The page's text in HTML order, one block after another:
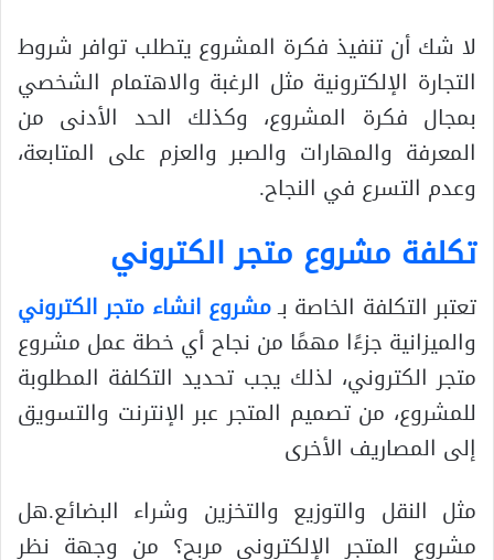
لا شك أن تنفيذ فكرة المشروع يتطلب توافر شروط
التجارة الإلكترونية مثل الرغبة والاهتمام الشخصي
بمجال فكرة المشروع، وكذلك الحد الأدنى من
المعرفة والمهارات والصبر والعزم على المتابعة،
وعدم التسرع في النجاح.
تكلفة مشروع متجر الكتروني
تعتبر التكلفة الخاصة بـمشروع انشاء متجر الكتروني
والميزانية جزءًا مهمًا من نجاح أي خطة عمل مشروع
متجر الكتروني، لذلك يجب تحديد التكلفة المطلوبة
للمشروع، من تصميم المتجر عبر الإنترنت والتسويق
إلى المصاريف الأخرى
مثل النقل والتوزيع والتخزين وشراء البضائع.هل
مشروع المتجر الإلكتروني مربح؟ من وجهة نظر